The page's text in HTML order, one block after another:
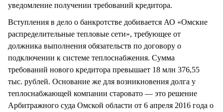
уведомление получении требований кредитора.
Вступления в дело о банкротстве добивается АО «Омские
распределительные тепловые сети», требующее от
должника выполнения обязательств по договору о
подключении к системе теплоснабжения. Сумма
требований нового кредитора превышает 18 млн 376,55
тыс. рублей. Основание же для возникновения долга у
теплоснабжающей компании старовато — это решение
Арбитражного суда Омской области от 6 апреля 2016 года о